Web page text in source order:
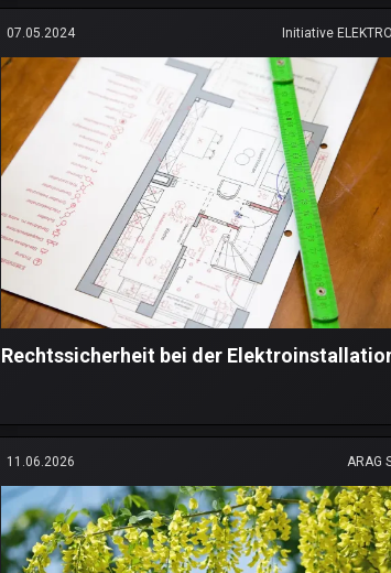
07.05.2024 Initiative
Rechtssicherheit bei der
11.06.2026 ARAG